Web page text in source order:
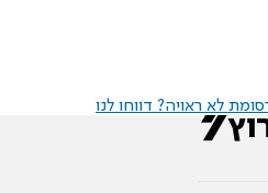
לא ראויה? דווחו לנו